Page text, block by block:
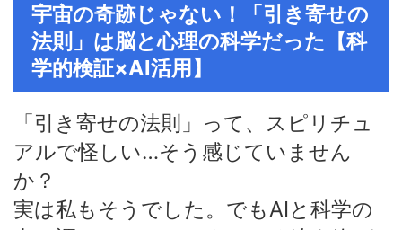
宇宙の奇跡じゃない！「引き寄せの
法則」は脳と心理の科学だった【科
学的検証×AI活用】
「引き寄せの法則」って、スピリチュ
アルで怪しい…そう感じていません
か？
実は私もそうでした。でもAIと科学の